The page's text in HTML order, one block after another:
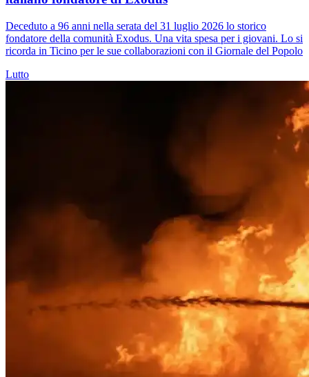
Deceduto a 96 anni nella serata del 31 luglio 2026 lo storico
fondatore della comunità Exodus. Una vita spesa per i giovani. Lo si
ricorda in Ticino per le sue collaborazioni con il Giornale del Popolo
Lutto